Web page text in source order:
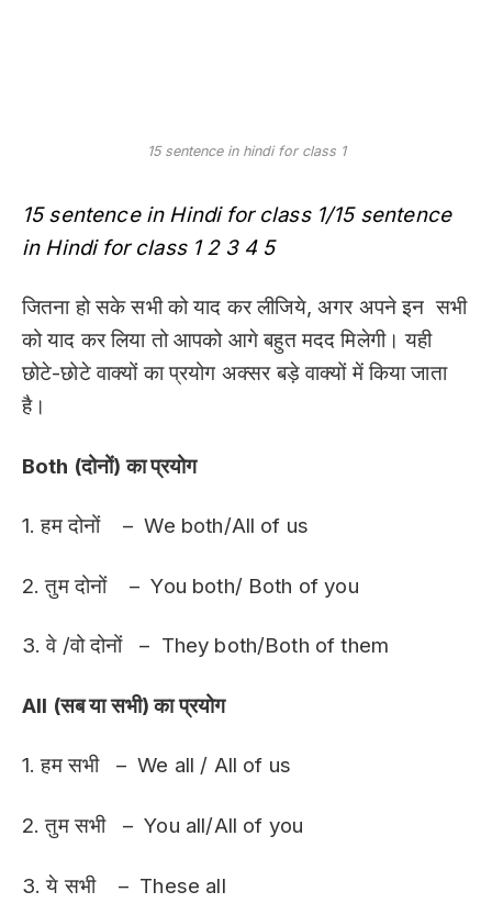
15 sentence in hindi for class 1
15 sentence in Hindi for class 1/15 sentence
in Hindi for class 1 2 3 4 5
जितना हो सके सभी को याद कर लीजिये, अगर अपने इन सभी
को याद कर लिया तो आपको आगे बहुत मदद मिलेगी। यही
छोटे-छोटे वाक्यों का प्रयोग अक्सर बड़े वाक्यों में किया जाता
है।
Both (दोनों) का प्रयोग
1. हम दोनों – We both/All of us
2. तुम दोनों – You both/ Both of you
3. वे /वो दोनों – They both/Both of them
All (सब या सभी) का प्रयोग
1. हम सभी – We all / All of us
2. तुम सभी – You all/All of you
3. ये सभी – These all